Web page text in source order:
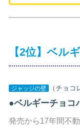
【2位】ベル
ジャッジの壁 （チョコ
●ベルギーチョコ
発売から17年間不